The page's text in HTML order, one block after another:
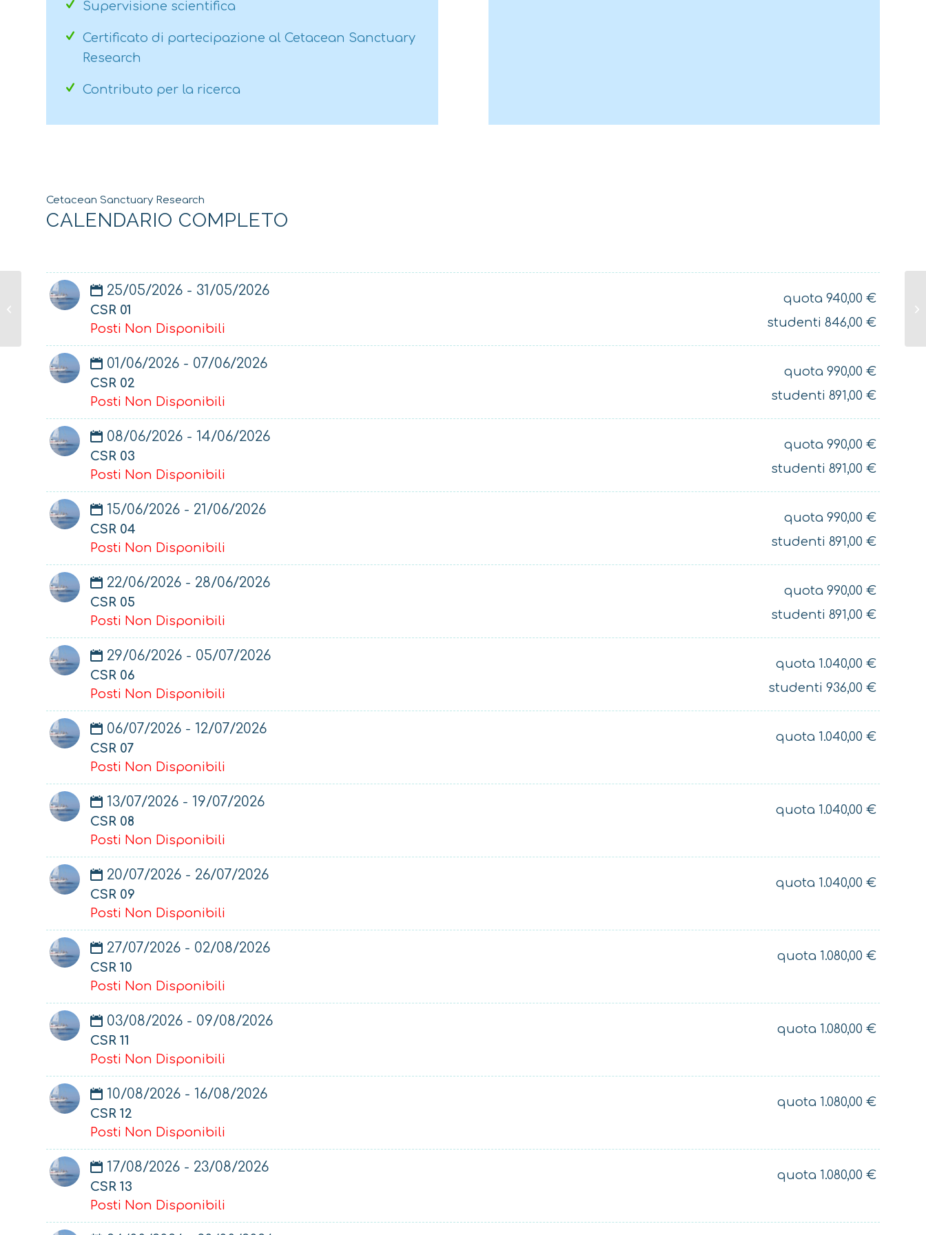
Supervisione scientifica
Certificato di partecipazione al Cetacean Sanctuary
Research
Contributo per la ricerca
Cetacean Sanctuary Research
CALENDARIO COMPLETO
25/05/2026 - 31/05/2026
CSR 01
Posti Non Disponibili
quota 940,00 €
studenti 846,00 €
01/06/2026 - 07/06/2026
CSR 02
Posti Non Disponibili
quota 990,00 €
studenti 891,00 €
08/06/2026 - 14/06/2026
CSR 03
Posti Non Disponibili
quota 990,00 €
studenti 891,00 €
15/06/2026 - 21/06/2026
CSR 04
Posti Non Disponibili
quota 990,00 €
studenti 891,00 €
22/06/2026 - 28/06/2026
CSR 05
Posti Non Disponibili
quota 990,00 €
studenti 891,00 €
29/06/2026 - 05/07/2026
CSR 06
Posti Non Disponibili
quota 1.040,00 €
studenti 936,00 €
06/07/2026 - 12/07/2026
CSR 07
Posti Non Disponibili
quota 1.040,00 €
13/07/2026 - 19/07/2026
CSR 08
Posti Non Disponibili
quota 1.040,00 €
20/07/2026 - 26/07/2026
CSR 09
Posti Non Disponibili
quota 1.040,00 €
27/07/2026 - 02/08/2026
CSR 10
Posti Non Disponibili
quota 1.080,00 €
03/08/2026 - 09/08/2026
CSR 11
Posti Non Disponibili
quota 1.080,00 €
10/08/2026 - 16/08/2026
CSR 12
Posti Non Disponibili
quota 1.080,00 €
17/08/2026 - 23/08/2026
CSR 13
Posti Non Disponibili
quota 1.080,00 €
CSR 07